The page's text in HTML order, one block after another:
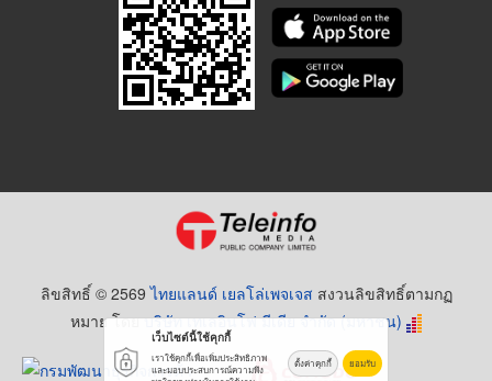
ลิขสิทธิ์ © 2569ไทยแลนด์ เยลโล่เพจเจส สงวนลิขสิทธิ์ตามกฏ
หมาย โดยบริษัท เทเลอินโฟ มีเดีย จำกัด (มหาชน)
เว็บไซต์นี้ใช้คุกกี้
เราใช้คุกกี้เพื่อเพิ่มประสิทธิภาพ
และมอบประสบการณ์ความพึง
ตั้งค่าคุกกี้ ยอมรับ